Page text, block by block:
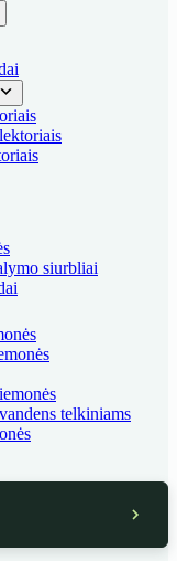
siurbliai
telkiniams